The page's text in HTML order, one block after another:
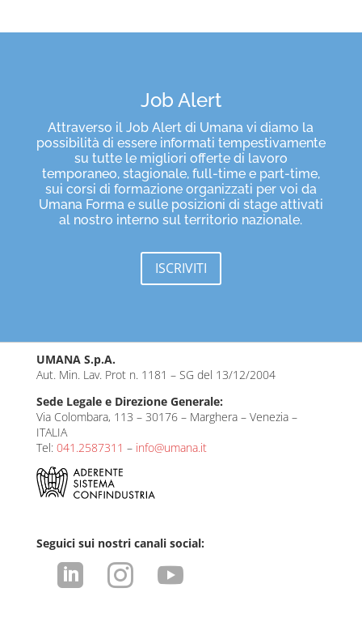
Job Alert
Attraverso il Job Alert di Umana vi diamo la
possibilità di essere informati tempestivamente
su tutte le migliori offerte di lavoro
temporaneo, stagionale, full-time e part-time,
sui corsi di formazione organizzati per voi da
Umana Forma e sulle posizioni di stage attivati
al nostro interno sul territorio nazionale.
ISCRIVITI
UMANA S.p.A.
Aut. Min. Lav. Prot n. 1181 – SG del 13/12/2004
Sede Legale e Direzione Generale:
Via Colombara, 113 – 30176 – Marghera – Venezia –
ITALIA
Tel: 041.2587311 – info@umana.it
Seguici sui nostri canali social:
  